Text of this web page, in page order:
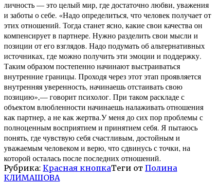
личность — это целый мир, где достаточно любви, уважения
и заботы о себе. «Надо определиться, что человек получает от
этих отношений. Тогда станет ясно, какие свои качества он
компенсирует в партнере. Нужно разделить свои мысли и
позиции от его взглядов. Надо подумать об альтернативных
источниках, где можно получить эти эмоции и поддержку.
Таким образом постепенно начинают выстраиваться
внутренние границы. Проходя через этот этап проявляется
внутренняя уверенность, начинаешь отстаивать свою
позицию»,— говорит психолог. При таком раскладе с
объектом влюбленности начинаешь налаживать отношения
как партнер, а не как жертва.У меня до сих пор проблемы с
полноценным восприятием и принятием себя. Я пытаюсь
понять, где чувствую себя счастливым, достойным и
уважаемым человеком и верю, что сдвинусь с точки, на
которой осталась после последних отношений.
Рубрика: Красная кнопкаТеги от Полина
КЛИМАШОВА